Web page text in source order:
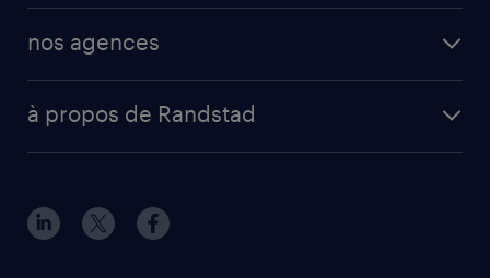
nos agences
à propos de Randstad